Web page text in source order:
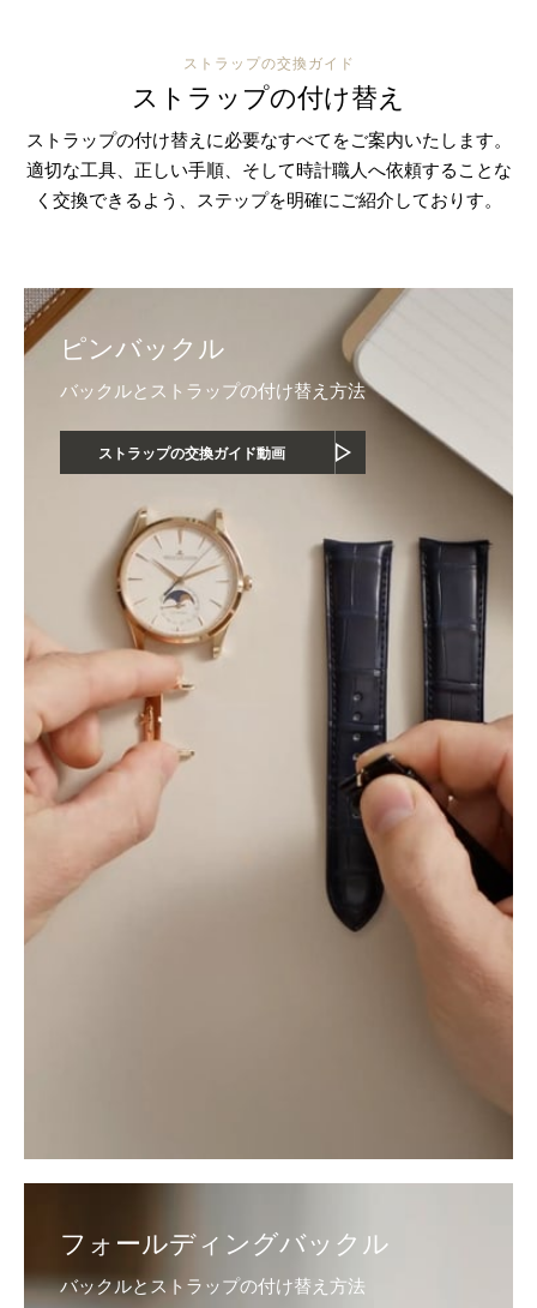
ストラップの交換ガイド
ストラップの付け替え
ストラップの付け替えに必要なすべてをご案内いたします。
適切な工具、正しい手順、そして時計職人へ依頼することな
く交換できるよう、ステップを明確にご紹介しておりす。
ピンバックル
バックルとストラップの付け替え方法
ストラップの交換ガイド動画
フォールディングバックル
バックルとストラップの付け替え方法